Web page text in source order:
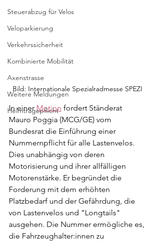
Steuerabzug für Velos
Veloparkierung
Verkehrssicherheit
Kombinierte Mobilität
Axenstrasse
Weitere Meldungen
Helmtragepflicht
Bild: Internationale Spezialradmesse SPEZI
In einer Motion fordert Ständerat
Mauro Poggia (MCG/GE) vom
Bundesrat die Einführung einer
Nummernpflicht für alle Lastenvelos.
Dies unabhängig von deren
Motorisierung und ihrer allfälligen
Motorenstärke. Er begründet die
Forderung mit dem erhöhten
Platzbedarf und der Gefährdung, die
von Lastenvelos und "Longtails"
ausgehen. Die Nummer ermögliche es,
die Fahrzeughalter:innen zu